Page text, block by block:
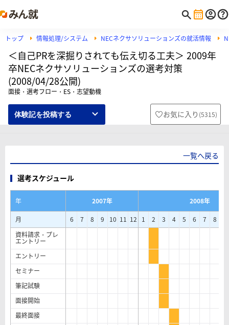
トップ 情報処理/システム NECネクサソリューションズの就活情報
＜自己PRを深掘りされても伝え切る工夫＞ 2009年
卒NECネクサソリューションズの選考対策
(2008/04/28公開)
面接・選考フロー・ES・志望動機
体験記を投稿する お気に入り (5315)
一覧へ戻る
選考スケジュール
年 2007年
2008年
月
6 7 8 9 10 11 12 1 2 3 4 5 6 7 8
資料請求・プレ
エントリー
エントリー
セミナー
筆記試験
面接開始
最終面接